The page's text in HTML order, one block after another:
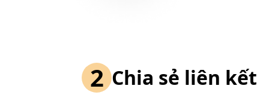
2 Chia sẻ liên kết